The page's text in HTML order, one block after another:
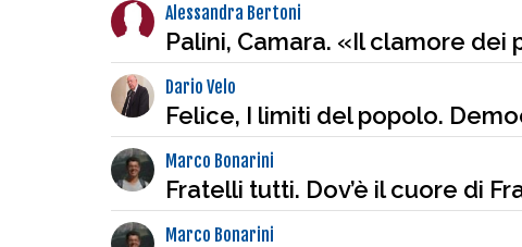
Alessandra Bertoni
Palini, Camara. «Il clamore dei
Dario Velo
Felice, I limiti del popolo.
Marco Bonarini
Fratelli tutti. Dov’è il cuore di
Marco Bonarini